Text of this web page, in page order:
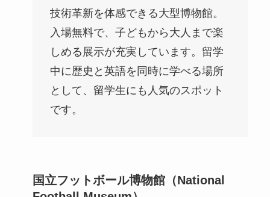
技術革新を体感できる大型博物館。
入場無料で、子どもから大人まで楽
しめる展示が充実しています。留学
中に歴史と英語を同時に学べる場所
として、留学生にも人気のスポット
です。
国立フットボール博物館（National